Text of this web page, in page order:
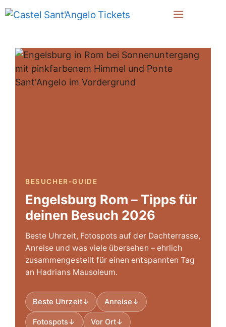
Zum
Inhalt
Menü
BESUCHER-GUIDE
Engelsburg Rom – Tipps für
deinen Besuch 2026
Beste Uhrzeit, Fotospots auf der Dachterrasse,
Anreise und was viele übersehen – ehrlich
zusammengestellt für einen entspannten Tag
an Hadrians Mausoleum.
Beste Uhrzeit↓ Anreise↓
Fotospots↓ Vor Ort↓